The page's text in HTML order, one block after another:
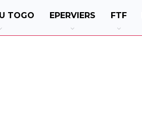
TOGO EPERVIERS FTF